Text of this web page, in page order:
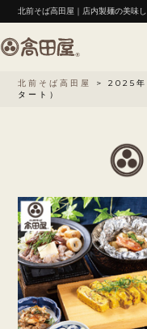
北前そば高田屋｜店内製麺の美味
北前そば高田屋 >2025年
タート）